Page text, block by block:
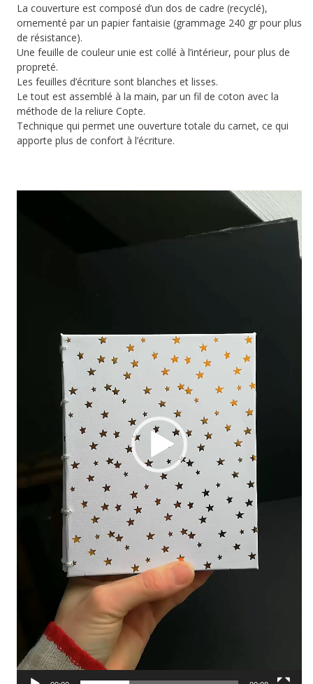
La couverture est composé d’un dos de cadre (recyclé),
ornementé par un papier fantaisie (grammage 240 gr pour plus
de résistance).
Une feuille de couleur unie est collé à l’intérieur, pour plus de
propreté.
Les feuilles d’écriture sont blanches et lisses.
Le tout est assemblé à la main, par un fil de coton avec la
méthode de la reliure Copte.
Technique qui permet une ouverture totale du carnet, ce qui
apporte plus de confort à l’écriture.